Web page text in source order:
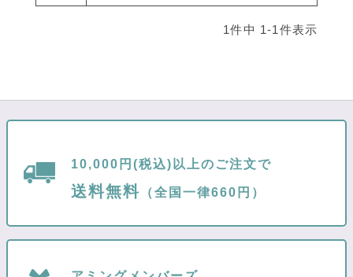
1件中 1-1 件表示
10,000円(税込)以上のご注文で
送料無料 （全国一律660円）